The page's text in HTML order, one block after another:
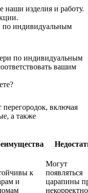
наши изделия и работу.
по индивидуальным
по индивидуальным
вашим
включая
а также
к
и
Могут
появляться
царапины